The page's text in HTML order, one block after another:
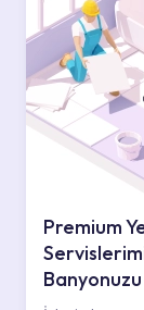
Premium